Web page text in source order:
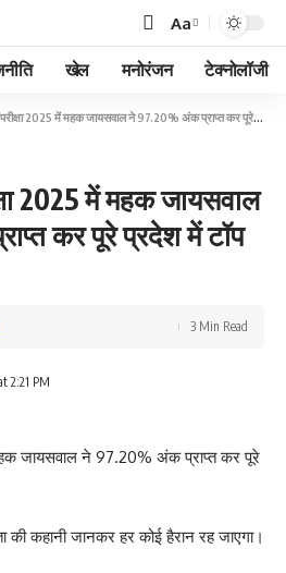
Aa
खेल मनोरंजन टेक्नोलॉजी
2025 में महक जायसवाल ने 97.20% अंक प्राप्त कर पूरे प्रदेश में टॉप किया है।
2025 में महक जायसवाल
कर पूरे प्रदेश में टॉप
2:21 PM
3 Min Read
महक जायसवाल ने 97.20% अंक प्राप्त कर पूरे
कहानी जानकर हर कोई हैरान रह जाएगा।